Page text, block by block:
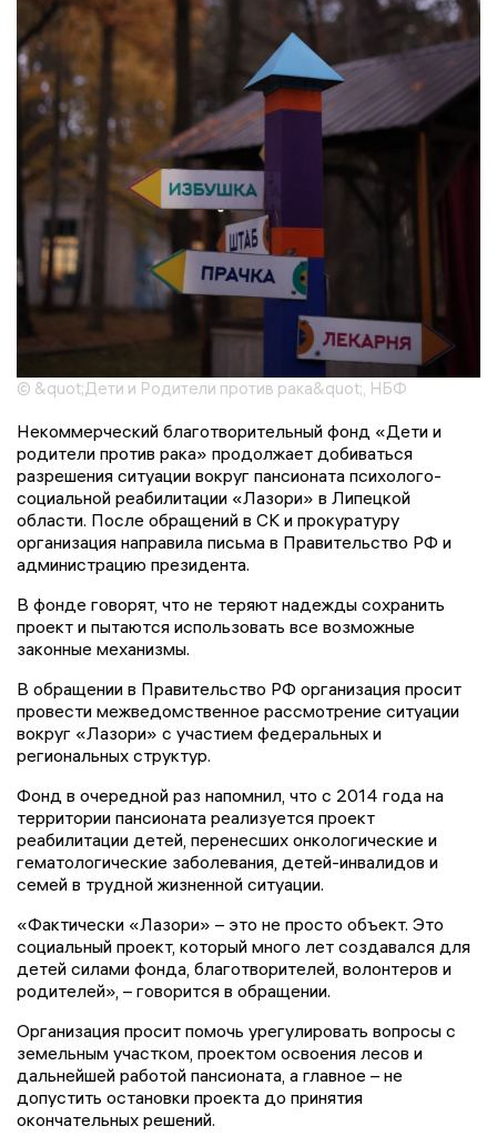
© &quot;Дети и Родители против рака&quot;, НБФ
Некоммерческий благотворительный фонд «Дети и
родители против рака» продолжает добиваться
разрешения ситуации вокруг пансионата психолого-
социальной реабилитации «Лазори» в Липецкой
области. После обращений в СК и прокуратуру
организация направила письма в Правительство РФ и
администрацию президента.
В фонде говорят, что не теряют надежды сохранить
проект и пытаются использовать все возможные
законные механизмы.
В обращении в Правительство РФ организация просит
провести межведомственное рассмотрение ситуации
вокруг «Лазори» с участием федеральных и
региональных структур.
Фонд в очередной раз напомнил, что с 2014 года на
территории пансионата реализуется проект
реабилитации детей, перенесших онкологические и
гематологические заболевания, детей-инвалидов и
семей в трудной жизненной ситуации.
«Фактически «Лазори» – это не просто объект. Это
социальный проект, который много лет создавался для
детей силами фонда, благотворителей, волонтеров и
родителей», – говорится в обращении.
Организация просит помочь урегулировать вопросы с
земельным участком, проектом освоения лесов и
дальнейшей работой пансионата, а главное – не
допустить остановки проекта до принятия
окончательных решений.